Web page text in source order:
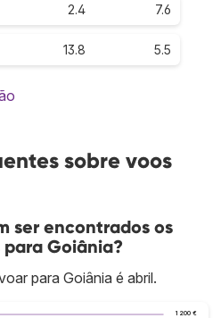
2.4 7.6
13.8 5.5
sobre voos
ser encontrados os
para Goiânia?
para Goiânia é abril.
1 200 €